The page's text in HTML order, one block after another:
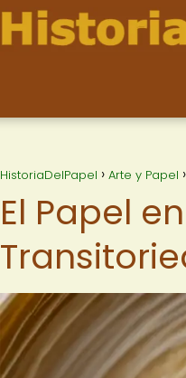
HistoriaDelPapel Arte y Papel
El Papel